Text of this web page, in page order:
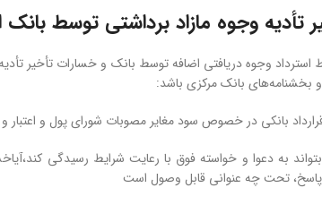
تأدیه وجوه مازاد برداشتی توسط بانک
استرداد وجوه دریافتی اضافه توسط بانک و خسارات تأخیر
و بخشنامه‌های بانک مرکزی باشد:
بانکی در خصوص سود مغایر مصوبات شورای پول و
به دعوا و خواسته فوق با رعایت شرایط رسیدگی
تحت چه عنوانی قابل وصول است